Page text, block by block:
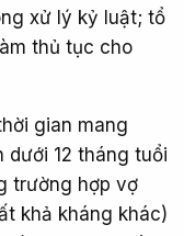
xử lý kỷ luật; tổ
thủ tục cho
gian mang
dưới 12 tháng tuổi
trường hợp vợ
khả kháng khác)